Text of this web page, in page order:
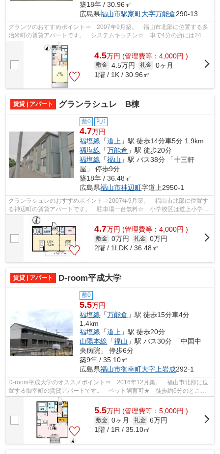
築18年 / 30.96㎡
広島県福山市駅家町大字万能倉290-13
グランツのおすすめポイント⇒ 2007年9月築。 福山市北部に位置する多
治米町の賃貸アパートです。 システムキッチン☆ 車で4分の所には24時
間営業のスーパーがあるので、毎日のお買...
4.5万円 (管理費等：4,000円 )
敷金 4.5万円 礼金 0ヶ月
1階 / 1K / 30.96㎡
賃貸 | アパート グランラシュレ B棟
敷0 礼0
4.7万円
福塩線 「道上 」駅 徒歩14分車5分 1.9km
福塩線 「万能倉 」駅 徒歩20分
福塩線 「福山 」駅 バス38分 「十三軒
屋」 停歩9分
築18年 / 36.48㎡
広島県福山市神辺町字道上2950-1
グランラシュレのおすすめポイント⇒2007年9月築。 福山市北部に位置す
る神辺町の賃貸アパートです。 駐車場一台無料☆ 小学校区は道上小学校
です！ 徒歩約10分のところにはドラック...
4.7万円 (管理費等：4,000円 )
敷金 0万円 礼金 0万円
2階 / 1LDK / 36.48㎡
賃貸 | アパート D-room平成大学
敷0
5.5万円
福塩線 「万能倉 」駅 徒歩15分車4分
1.4km
福塩線 「道上 」駅 徒歩20分
山陽本線 「福山 」駅 バス30分 「中国中
央病院」 停歩6分
築9年 / 35.10㎡
広島県福山市御幸町大字上岩成292-1
D-room平成大学のオススメポイント⇒ 2016年12月築。 福山市北部に位
置する御幸町の賃貸アパートです。 ペット飼育可★ 徒歩約6分のところ
にスーパーがあり、同じく徒歩約6分のとこ...
5.5万円 (管理費等：5,000円 )
敷金 0ヶ月 礼金 6万円
1階 / 1R / 35.10㎡